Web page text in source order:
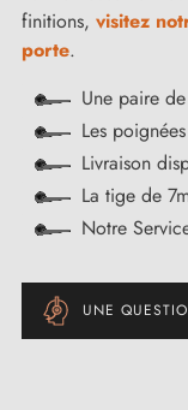
finitions, visitez
porte.
Une paire
Les
Livraison
La tige de
Notre
UNE